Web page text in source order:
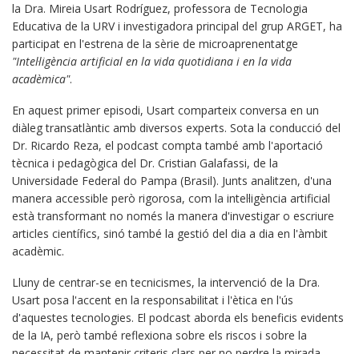
la Dra. Mireia Usart Rodríguez, professora de Tecnologia
Educativa de la URV i investigadora principal del grup ARGET, ha
participat en l'estrena de la sèrie de microaprenentatge
"Intel·ligència artificial en la vida quotidiana i en la vida
acadèmica".
En aquest primer episodi, Usart comparteix conversa en un
diàleg transatlàntic amb diversos experts. Sota la conducció del
Dr. Ricardo Reza, el podcast compta també amb l'aportació
tècnica i pedagògica del Dr. Cristian Galafassi, de la
Universidade Federal do Pampa (Brasil). Junts analitzen, d'una
manera accessible però rigorosa, com la intel·ligència artificial
està transformant no només la manera d'investigar o escriure
articles científics, sinó també la gestió del dia a dia en l'àmbit
acadèmic.
Lluny de centrar-se en tecnicismes, la intervenció de la Dra.
Usart posa l'accent en la responsabilitat i l'ètica en l'ús
d'aquestes tecnologies. El podcast aborda els beneficis evidents
de la IA, però també reflexiona sobre els riscos i sobre la